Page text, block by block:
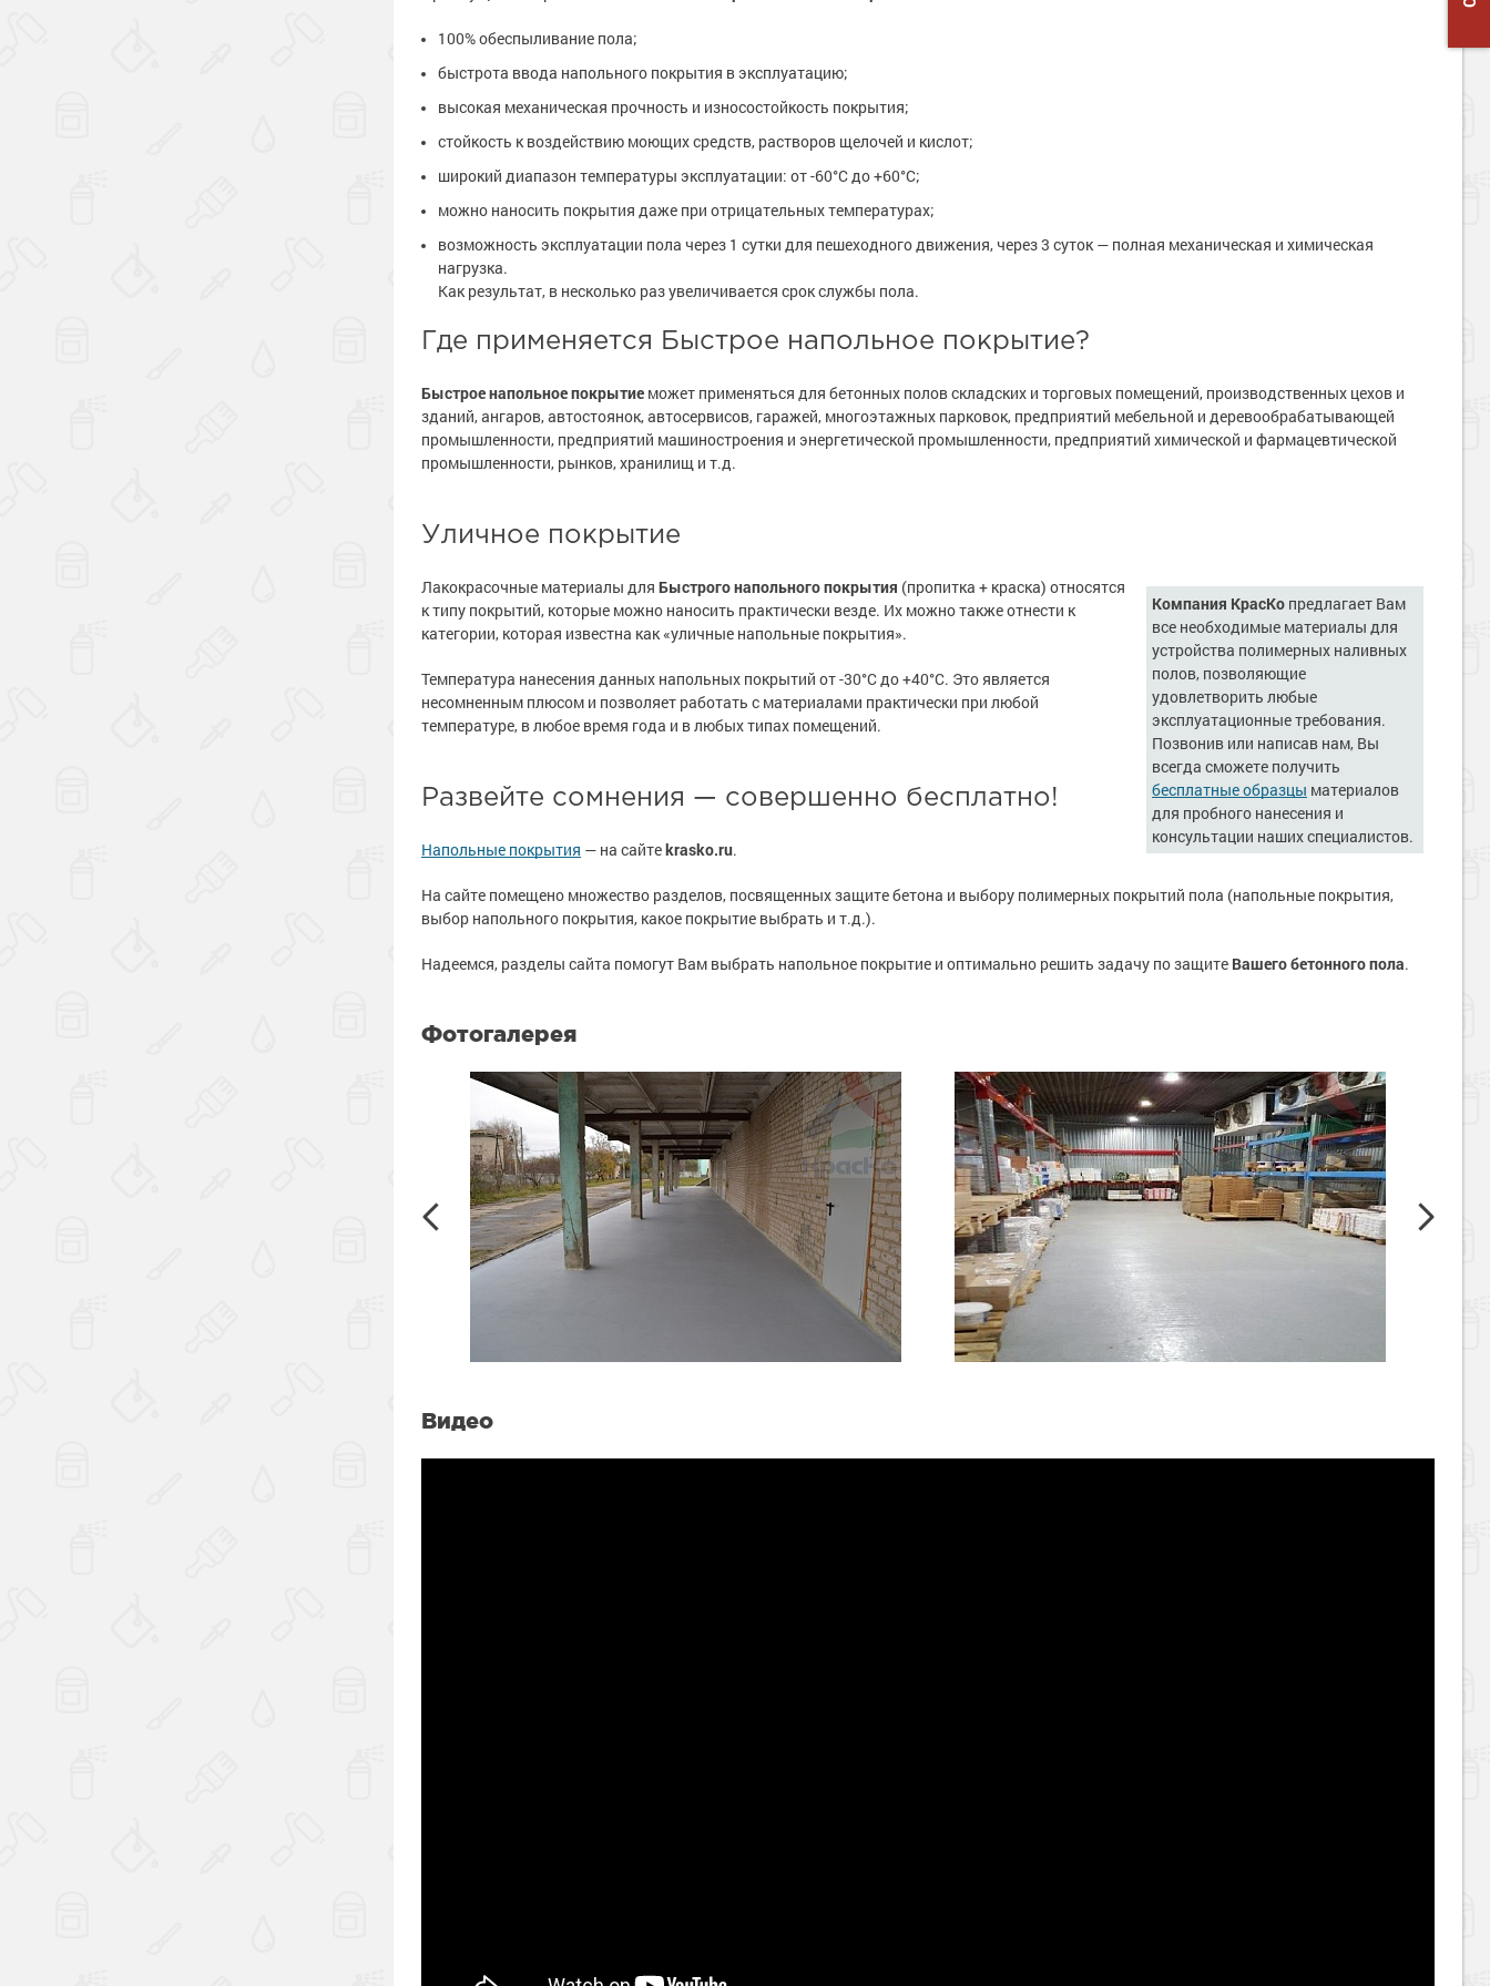
100% обеспыливание пола;
быстрота ввода напольного покрытия в эксплуатацию;
высокая механическая прочность и износостойкость покрытия;
стойкость к воздействию моющих средств, растворов щелочей и кислот;
широкий диапазон температуры эксплуатации: от -60°С до +60°С;
можно наносить покрытия даже при отрицательных температурах;
возможность эксплуатации пола через 1 сутки для пешеходного движения, через 3 суток — полная механическая и химическая
нагрузка.
Как результат, в несколько раз увеличивается срок службы пола.
Где применяется Быстрое напольное покрытие?
Быстрое напольное покрытие может применяться для бетонных полов складских и торговых помещений, производственных цехов и
зданий, ангаров, автостоянок, автосервисов, гаражей, многоэтажных парковок, предприятий мебельной и деревообрабатывающей
промышленности, предприятий машиностроения и энергетической промышленности, предприятий химической и фармацевтической
промышленности, рынков, хранилищ и т.д.
Уличное покрытие
Компания КрасКо предлагает Вам
все необходимые материалы для
устройства полимерных наливных
полов, позволяющие
удовлетворить любые
эксплуатационные требования.
Позвонив или написав нам, Вы
всегда сможете получить
бесплатные образцы материалов
для пробного нанесения и
консультации наших специалистов.
Лакокрасочные материалы для Быстрого напольного покрытия (пропитка + краска) относятся
к типу покрытий, которые можно наносить практически везде. Их можно также отнести к
категории, которая известна как «уличные напольные покрытия».
Температура нанесения данных напольных покрытий от -30°С до +40°С. Это является
несомненным плюсом и позволяет работать с материалами практически при любой
температуре, в любое время года и в любых типах помещений.
Развейте сомнения — совершенно бесплатно!
Напольные покрытия — на сайтеkrasko.ru.
На сайте помещено множество разделов, посвященных защите бетона и выбору полимерных покрытий пола (напольные покрытия,
выбор напольного покрытия, какое покрытие выбрать и т.д.).
Надеемся, разделы сайта помогут Вам выбрать напольное покрытие и оптимально решить задачу по защите Вашего бетонного пола.
Фотогалерея
Видео